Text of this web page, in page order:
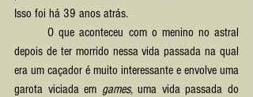
Isso foi há 39 anos atrás.
	O que aconteceu com o menino no astral
depois de ter morrido nessa vida passada na qual
era um caçador é muito interessante e envolve uma
garota viciada em games, uma vida passada do